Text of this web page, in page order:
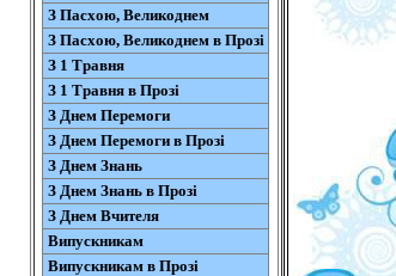
З Пасхою, Великоднем
З Пасхою, Великоднем в Прозі
З 1 Травня
З 1 Травня в Прозі
З Днем Перемоги
З Днем Перемоги в Прозі
З Днем Знань
З Днем Знань в Прозі
З Днем Вчителя
Випускникам
Випускникам в Прозі